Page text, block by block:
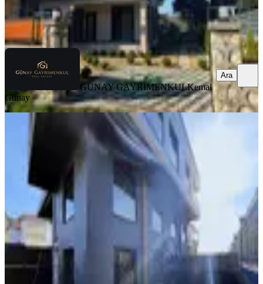
GÜNAY GAYRİMENKUL Kemal Günay
Ara
GÜNAY GAYRİMENKULKemal
Günay
Ara
SIFIR BİNA
Msg'den Kaynaklar Merkezde
Müstakil Havuzlu 4+1 Tripleks Villa
Buca, Kaynaklar Merkez Mahallesi
144 m²· 27.12.2025
19.500.000 ₺
MSG GAYRİMENKUL YATIRIM DANIŞMANLIĞI
BURAK
CAN